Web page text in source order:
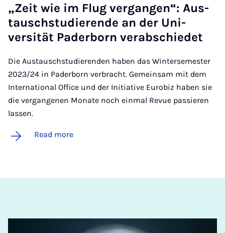
„Zeit wie im Flug ver­gan­gen“: Aus­
tauschstud­i­er­ende an der Uni­
versität Pader­born ver­ab­schiedet
Die Austauschstudierenden haben das Wintersemester
2023/24 in Paderborn verbracht. Gemeinsam mit dem
International Office und der Initiative Eurobiz haben sie
die vergangenen Monate noch einmal Revue passieren
lassen.
Read more